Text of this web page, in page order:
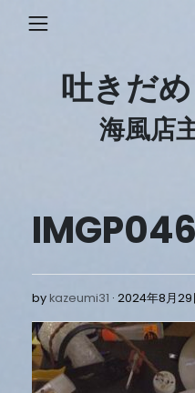
吐きだ
海風店
bykazeumi31 2024年8月29